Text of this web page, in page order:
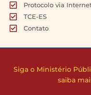
Protocolo via
TCE-ES
Contato
Siga o Ministério
saiba